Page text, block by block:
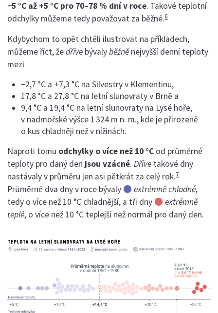
−5 °C až +5 °C pro 70–78 % dní v roce. Takové teplotní
odchylky můžeme tedy považovat za běžné.6
Kdybychom to opět chtěli ilustrovat na příkladech,
můžeme říct, žedříve bývalyběžněnejvyšší denní teploty
mezi
−2,7 °C a +7,3 °C na Silvestry v Klementinu,
17,8 °C a 27,8 °C na letní slunovraty v Brně a
9,4 °C a 19,4 °C na letní slunovraty na Lysé hoře,
v nadmořské výšce 1 324 m n. m., kde je přirozeně
o kus chladněji než v nížinách.
Naproti tomu odchylky o více než 10 °C od průměrné
teploty pro daný den jsou vzácné. Dříve takové dny
nastávaly v průměru jen asi pětkrát za celý rok.7
Průměrně dva dny v roce bývaly ⬤ extrémně chladné,
tedy o více než 10 °C chladnější, a tři dny ⬤ extrémně
teplé, o více než 10 °C teplejší než normál pro daný den.